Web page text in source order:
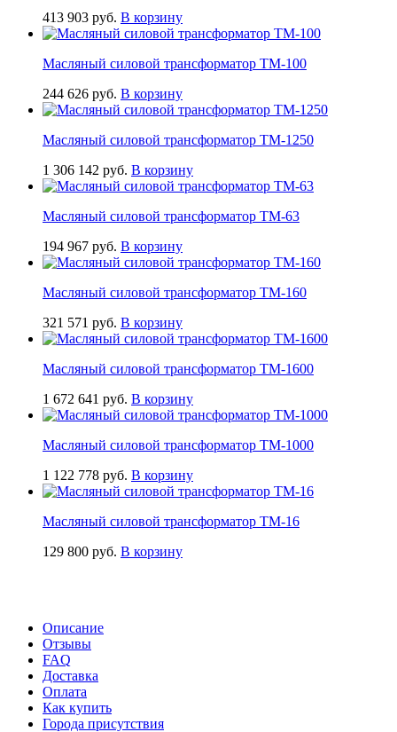
413 903 руб. В корзину
Масляный силовой трансформатор ТМ-100
244 626 руб. В корзину
Масляный силовой трансформатор ТМ-1250
1 306 142 руб. В корзину
Масляный силовой трансформатор ТМ-63
194 967 руб. В корзину
Масляный силовой трансформатор ТМ-160
321 571 руб. В корзину
Масляный силовой трансформатор ТМ-1600
1 672 641 руб. В корзину
Масляный силовой трансформатор ТМ-1000
1 122 778 руб. В корзину
Масляный силовой трансформатор ТМ-16
129 800 руб. В корзину
Описание
Отзывы
FAQ
Доставка
Оплата
Как купить
Города присутствия